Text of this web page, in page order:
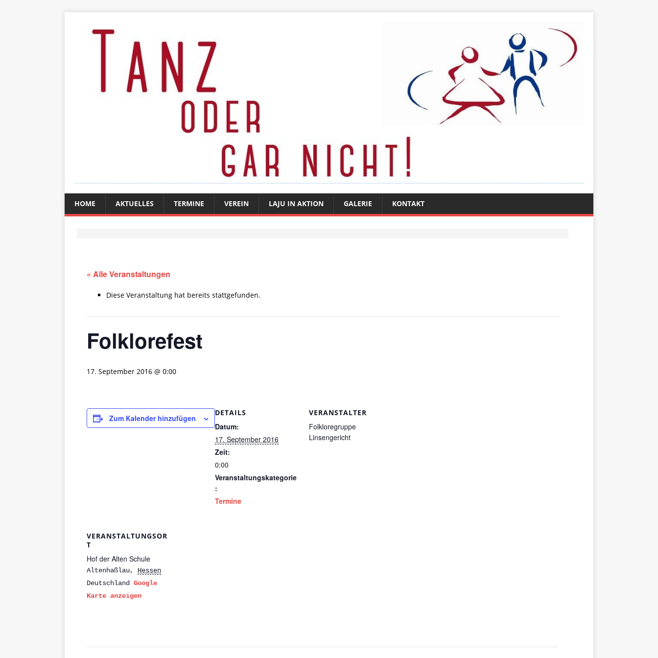
HOME AKTUELLES TERMINE VEREIN LAJU IN AKTION GALERIE KONTAKT
« Alle Veranstaltungen
Diese Veranstaltung hat bereits stattgefunden.
Folklorefest
17. September 2016 @ 0:00
Zum Kalender hinzufügen
DETAILS
Datum:
17. September 2016
Zeit:
0:00
Veranstaltungskategorie
:
Termine
VERANSTALTER
Folkloregruppe
Linsengericht
VERANSTALTUNGSOR
T
Hof der Alten Schule
Altenhaßlau,
Hessen
Deutschland Google
Karte anzeigen